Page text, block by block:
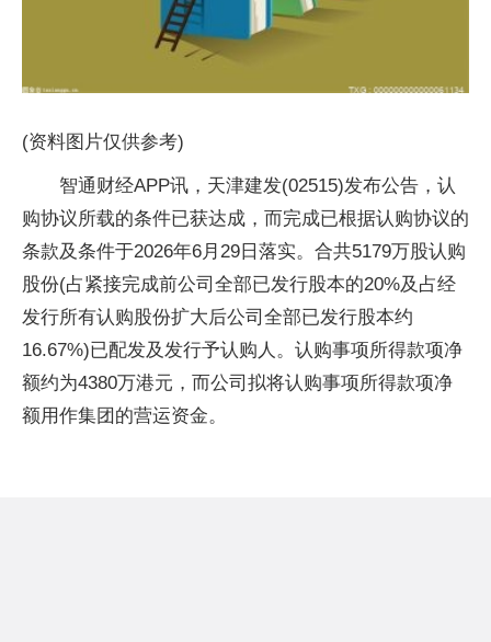
(资料图片仅供参考)
智通财经APP讯，天津建发(02515)发布公告，认
购协议所载的条件已获达成，而完成已根据认购协议的
条款及条件于2026年6月29日落实。合共5179万股认购
股份(占紧接完成前公司全部已发行股本的20%及占经
发行所有认购股份扩大后公司全部已发行股本约
16.67%)已配发及发行予认购人。认购事项所得款项净
额约为4380万港元，而公司拟将认购事项所得款项净
额用作集团的营运资金。